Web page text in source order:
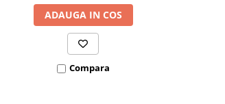
ADAUGA IN COS
Compara